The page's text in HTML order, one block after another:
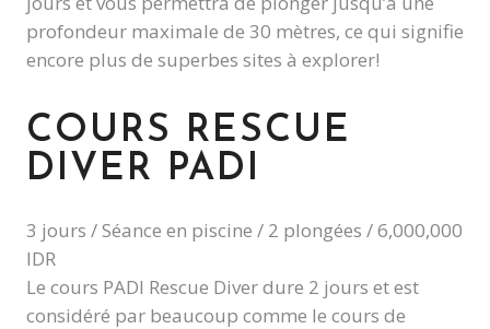
profondeur maximale de 30 mètres, ce qui signifie
encore plus de superbes sites à explorer!
COURS RESCUE
DIVER PADI
3 jours / Séance en piscine / 2 plongées / 6,000,000
IDR
Le cours PADI Rescue Diver dure 2 jours et est
considéré par beaucoup comme le cours de